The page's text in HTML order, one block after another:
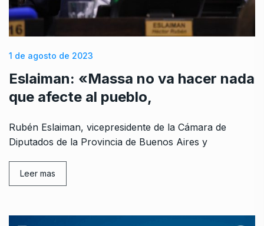
1 de agosto de 2023
Eslaiman: «Massa no va hacer nada
que afecte al pueblo,
Rubén Eslaiman, vicepresidente de la Cámara de
Diputados de la Provincia de Buenos Aires y
Leer mas